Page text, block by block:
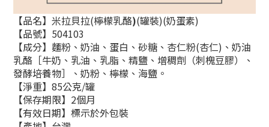
【品名】米拉貝拉(檸檬乳酪)(罐裝)(奶蛋素)
【品號】504103
【成分】麵粉、奶油、蛋白、砂糖、杏仁粉(杏仁) 、奶油
乳酪［牛奶、乳油、乳脂、精鹽、增稠劑（刺槐豆膠）、
發酵培養物］、奶粉、檸檬、海鹽。
【淨重】85公克/罐
【保存期限】2個月
【有效日期】標示於外包裝